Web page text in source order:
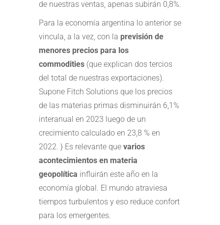
de nuestras ventas, apenas subirán 0,8%.
Para la economía argentina lo anterior se
vincula, a la vez, con la previsión de
menores precios para los
commodities (que explican dos tercios
del total de nuestras exportaciones).
Supone Fitch Solutions que los precios
de las materias primas disminuirán 6,1%
interanual en 2023 luego de un
crecimiento calculado en 23,8 % en
2022. } Es relevante que varios
acontecimientos en materia
geopolítica influirán este año en la
economía global. El mundo atraviesa
tiempos turbulentos y eso reduce confort
para los emergentes.